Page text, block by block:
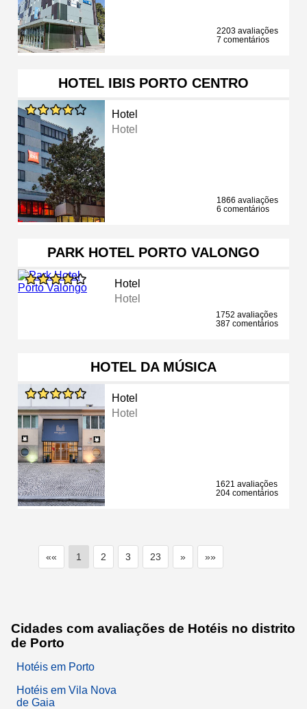
2203 avaliações
7 comentários
HOTEL IBIS PORTO CENTRO
Hotel
Hotel
1866 avaliações
6 comentários
PARK HOTEL PORTO VALONGO
Hotel
Hotel
1752 avaliações
387 comentários
HOTEL DA MÚSICA
Hotel
Hotel
1621 avaliações
204 comentários
«« 1 2 3 23 » »»
Cidades com avaliações de Hotéis no distrito
de Porto
Hotéis em Porto
Hotéis em Vila Nova
de Gaia